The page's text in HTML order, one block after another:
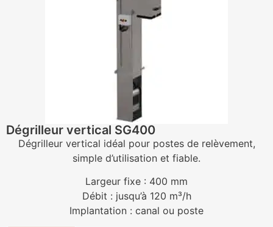
Dégrilleur vertical SG400
Dégrilleur vertical idéal pour postes de relèvement,
simple d’utilisation et fiable.
Largeur fixe : 400 mm
Débit : jusqu’à 120 m³/h
Implantation : canal ou poste